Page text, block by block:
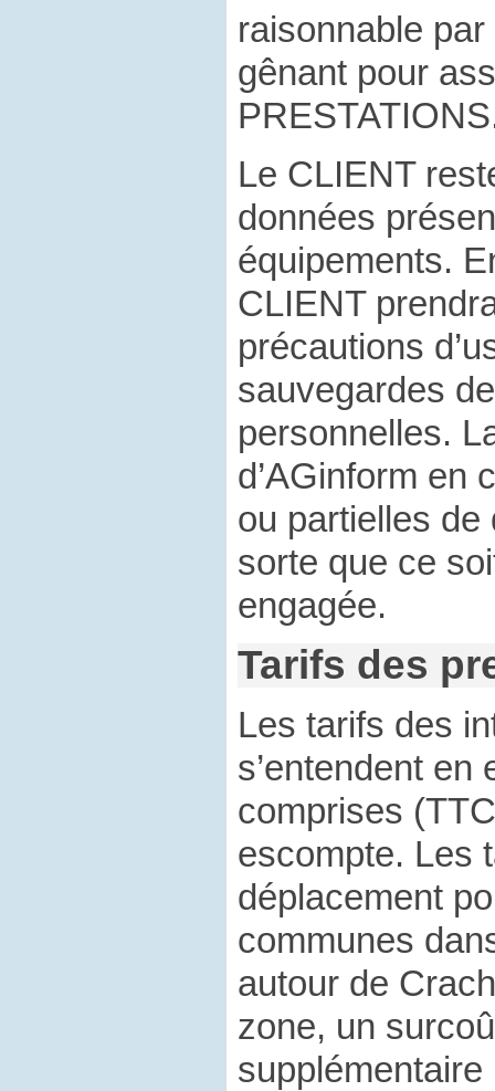
raisonnable par
gênant pour
Le CLIENT
données
équipements.
CLIENT
précautions
sauvegardes
personnelles.
d’AGinform en
ou partielles de
sorte que ce
engagée.
Tarifs des
Les tarifs des
s’entendent en
comprises
escompte. Les
déplacement
communes
autour de
zone, un